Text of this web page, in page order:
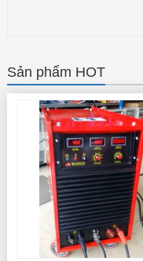
Sản phẩm HOT